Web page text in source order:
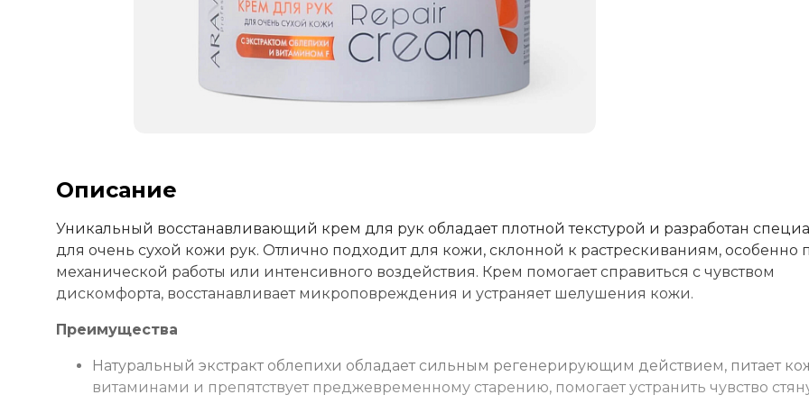
Описание
Уникальный восстанавливающий крем для рук обладает плотной текстурой и разработан
для очень сухой кожи рук. Отлично подходит для кожи, склонной к растрескиваниям, особенно
механической работы или интенсивного воздействия. Крем помогает справиться с чувством
дискомфорта, восстанавливает микроповреждения и устраняет шелушения кожи.
Преимущества
Натуральный экстракт облепихи обладает сильным регенерирующим действием, питает
витаминами и препятствует преджевременному старению, помогает устранить чувство